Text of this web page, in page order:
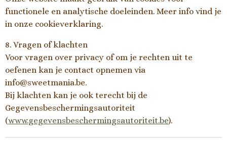
functionele en analytische doeleinden. Meer info vind je
in onze cookieverklaring.
8. Vragen of klachten
Voor vragen over privacy of om je rechten uit te
oefenen kan je contact opnemen via
info@sweetmania.be.
Bij klachten kan je ook terecht bij de
Gegevensbeschermingsautoriteit
(www.gegevensbeschermingsautoriteit.be).